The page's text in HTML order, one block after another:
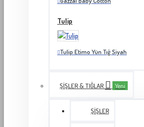
Tulip
Tulip Etimo Yün Tığ Siyah
ŞIŞLER & TIĞLAR Yeni
ŞIŞLER